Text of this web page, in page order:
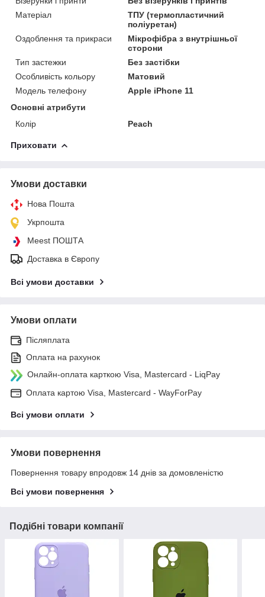
Матеріал
ТПУ (термопластичний
поліуретан)
Оздоблення та прикраси
Мікрофібра з внутрішньої
сторони
Тип застежки
Без застібки
Особливість кольору
Матовий
Модель телефону
Apple iPhone 11
Основні атрибути
Колір
Peach
Приховати
Умови доставки
Нова Пошта
Укрпошта
Meest ПОШТА
Доставка в Європу
Всі умови доставки
Умови оплати
Післяплата
Оплата на рахунок
Онлайн-оплата карткою Visa, Mastercard - LiqPay
Оплата картою Visa, Mastercard - WayForPay
Всі умови оплати
Умови повернення
Повернення товару впродовж 14 днів за домовленістю
Всі умови повернення
Подібні товари компанії